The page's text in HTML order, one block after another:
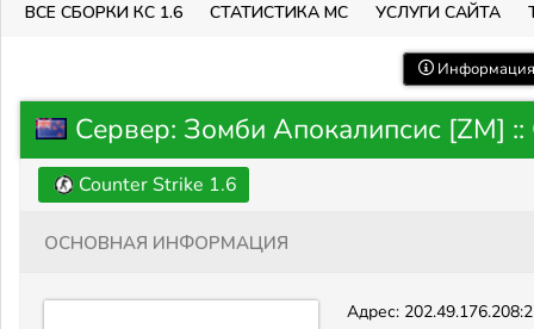
ВСЕ СБОРКИ КС 1.6 СТАТИСТИКА МС УСЛУГИ САЙТА
Сервер: Зомби Апокалипсис [ZM] ::
Counter Strike 1.6
Основная информация
Адрес: